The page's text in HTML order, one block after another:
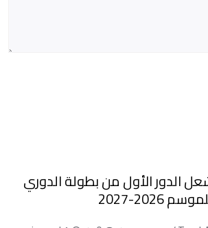
الدور الأول من بطولة الدوري
2027